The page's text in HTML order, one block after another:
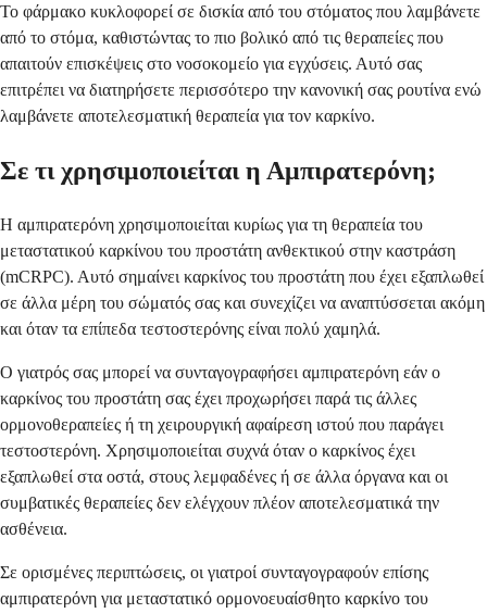
Το φάρμακο κυκλοφορεί σε δισκία από του στόματος που λαμβάνετε
από το στόμα, καθιστώντας το πιο βολικό από τις θεραπείες που
απαιτούν επισκέψεις στο νοσοκομείο για εγχύσεις. Αυτό σας
επιτρέπει να διατηρήσετε περισσότερο την κανονική σας ρουτίνα ενώ
λαμβάνετε αποτελεσματική θεραπεία για τον καρκίνο.
Σε τι χρησιμοποιείται η Αμπιρατερόνη;
Η αμπιρατερόνη χρησιμοποιείται κυρίως για τη θεραπεία του
μεταστατικού καρκίνου του προστάτη ανθεκτικού στην καστράση
(mCRPC). Αυτό σημαίνει καρκίνος του προστάτη που έχει εξαπλωθεί
σε άλλα μέρη του σώματός σας και συνεχίζει να αναπτύσσεται ακόμη
και όταν τα επίπεδα τεστοστερόνης είναι πολύ χαμηλά.
Ο γιατρός σας μπορεί να συνταγογραφήσει αμπιρατερόνη εάν ο
καρκίνος του προστάτη σας έχει προχωρήσει παρά τις άλλες
ορμονοθεραπείες ή τη χειρουργική αφαίρεση ιστού που παράγει
τεστοστερόνη. Χρησιμοποιείται συχνά όταν ο καρκίνος έχει
εξαπλωθεί στα οστά, στους λεμφαδένες ή σε άλλα όργανα και οι
συμβατικές θεραπείες δεν ελέγχουν πλέον αποτελεσματικά την
ασθένεια.
Σε ορισμένες περιπτώσεις, οι γιατροί συνταγογραφούν επίσης
αμπιρατερόνη για μεταστατικό ορμονοευαίσθητο καρκίνο του